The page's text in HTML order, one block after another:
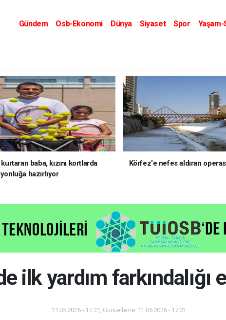
Gündem Osb-Ekonomi Dünya Siyaset Spor Yaşam-
baba, kızını kortlarda
hazırlıyor
Körfez'e nefes aldıran
ilk yardım farkındalığı
11.05.2026 - 17:31, Güncelleme: 11.05.2026 - 17:31